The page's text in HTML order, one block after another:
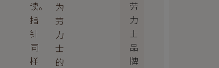
读。
指
针
同
样
为
劳
力
士
的
劳
力
士
品
牌